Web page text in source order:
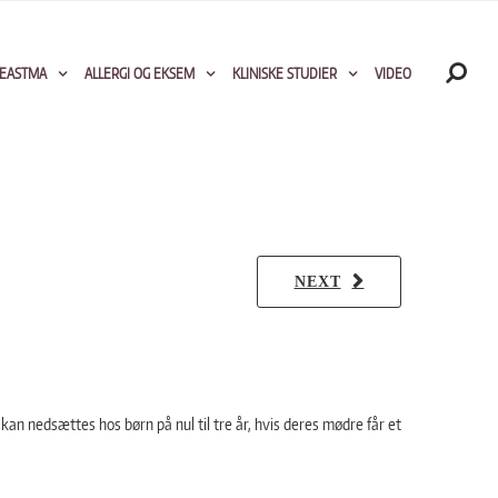
ALLERGI OG EKSEM KLINISKE STUDIER VIDEO
NEXT
nedsættes hos børn på nul til tre år, hvis deres mødre får et